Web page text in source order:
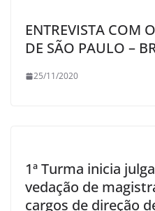
ENTREVISTA COM
DE SÃO PAULO –
25/11/2020
1ª Turma inicia
vedação de
cargos de direção